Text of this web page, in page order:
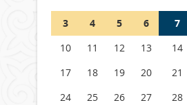
Германия аптап ыстыққа
бастады
04 тамыз 2026 ж.
3
4 5 6 7
10
11 12 13 14
17
18 19 20 21
24
25 26 27 28